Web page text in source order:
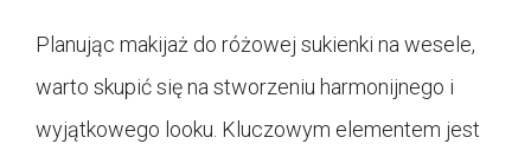
Planując makijaż do różowej sukienki na wesele,
warto skupić się na stworzeniu harmonijnego i
wyjątkowego looku. Kluczowym elementem jest